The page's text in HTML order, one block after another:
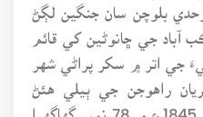
بلوچن سان جنگين لڳڻ
جي ڇانوڻين کي قائم
جي اتر ۾ سکر پراڻي شهر
راهوجن جي ٻيلي هئڻ
سبب مڇرن جو ڏاڍو آزار هو. 1845ع ۾ 78 نمبر گهاگهرا